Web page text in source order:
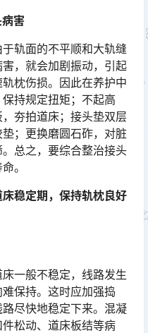
害
轨面的不平顺和大轨缝
，就会加剧振动，引起
枕伤损。因此在养护中
持规定扭矩；不起高
夯拍道床；接头垫双层
；更换磨圆石砟，对脏
总之，要综合整治接头
。󠅅󠅃󠄵󠅂󠄪󠇖󠆨󠆨󠇕󠆞󠆒󠅬󠇘󠆭󠆘󠇙󠆝󠅵󠇗󠆭󠆁󠄐󠇗󠅹󠅸󠇖󠆍󠅳󠇖󠅹󠅰󠇖󠆌󠅹
稳定期，保持轨枕良好
一般不稳定，线路发生
保持。这时应加强捣
尽快地稳定下来。混凝
松动、道床板结等病